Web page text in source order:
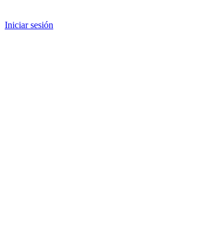
Iniciar sesión